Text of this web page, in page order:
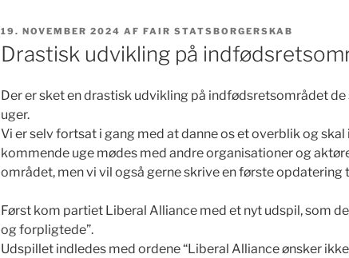
UDGIVET
DEN
19. NOVEMBER 2024 AF FAIR STATSBORGERSKAB
Drastisk udvikling på
Der er sket en drastisk udvikling på indfødsretsområdet de
uger.
Vi er selv fortsat i gang med at danne os et overblik og skal
kommende uge mødes med andre organisationer og
området, men vi vil også gerne skrive en første opdatering
Først kom partiet Liberal Alliance med et nyt udspil, som
og forpligtede”.
Udspillet indledes med ordene “Liberal Alliance ønsker